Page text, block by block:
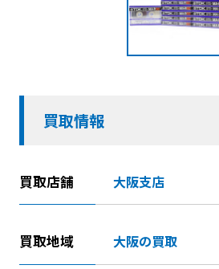
買取情報
買取店舗 大阪支店
買取地域 大阪の買取